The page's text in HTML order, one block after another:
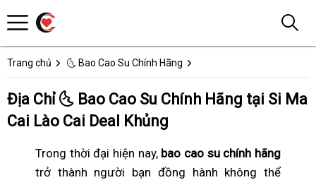
Trang chủ 🌜 Bao Cao Su Chính Hãng
Địa Chỉ 🌜 Bao Cao Su Chính Hãng tại Si Ma
Cai Lào Cai Deal Khủng
Trong thời đại hiện nay, bao cao su chính hãng
trở thành người bạn đồng hành không thể